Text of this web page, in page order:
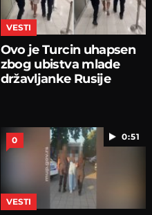
VESTI
Ovo je Turcin uhapsen
zbog ubistva mlade
državljanke Rusije
0:51
0
VESTI